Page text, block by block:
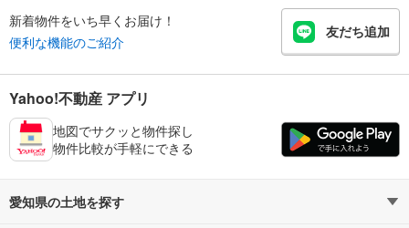
新着物件をいち早くお届け！
便利な機能のご紹介
友だち追加
Yahoo!不動産 アプリ
地図でサクッと物件探し
物件比較が手軽にできる
愛知県の土地を探す